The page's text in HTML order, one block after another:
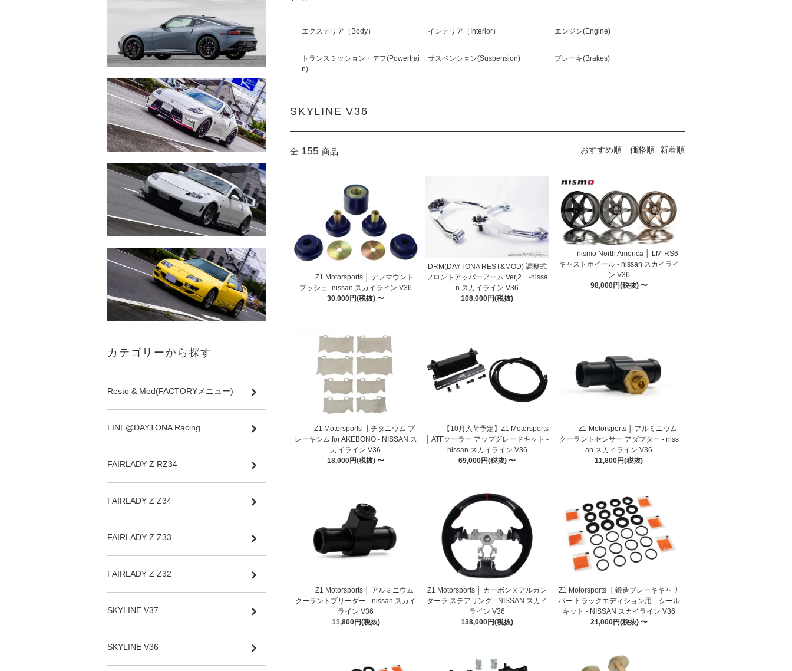
エクステリア（Body） インテリア（Interior） エンジン(Engine)
トランスミッション・デフ(Powertrai
n)
サスペンション(Suspension) ブレーキ(Brakes)
SKYLINE V36
全 155 商品 おすすめ順 価格順 新着順
Z1 Motorsports │ デフマウント
ブッシュ- nissan スカイライン V36
30,000円(税抜) 〜
DRM(DAYTONA REST&MOD) 調整式
フロントアッパーアーム Ver,2 -nissa
n スカイライン V36
108,000円(税抜)
nismo North America │ LM-RS6
キャストホイール - nissan スカイライ
ン V36
98,000円(税抜) 〜
Z1 Motorsports ┃チタニウム ブ
レーキシム for AKEBONO - NISSAN ス
カイライン V36
18,000円(税抜) 〜
【10月入荷予定】Z1 Motorsports
│ ATFクーラー アップグレードキット -
nissan スカイライン V36
69,000円(税抜) 〜
Z1 Motorsports │ アルミニウム
クーラントセンサー アダプター - niss
an スカイライン V36
11,800円(税抜)
Z1 Motorsports │ アルミニウム
クーラントブリーダー - nissan スカイ
ライン V36
11,800円(税抜)
Z1 Motorsports │ カーボン x アルカン
ターラ ステアリング - NISSAN スカイ
ライン V36
138,000円(税抜)
Z1 Motorsports ┃鍛造ブレーキキャリ
パー トラックエディション用 シール
キット - NISSAN スカイライン V36
21,000円(税抜) 〜
カテゴリーから探す
Resto & Mod(FACTORYメニュー)
LINE@DAYTONA Racing
FAIRLADY Z RZ34
FAIRLADY Z Z34
FAIRLADY Z Z33
FAIRLADY Z Z32
SKYLINE V37
SKYLINE V36